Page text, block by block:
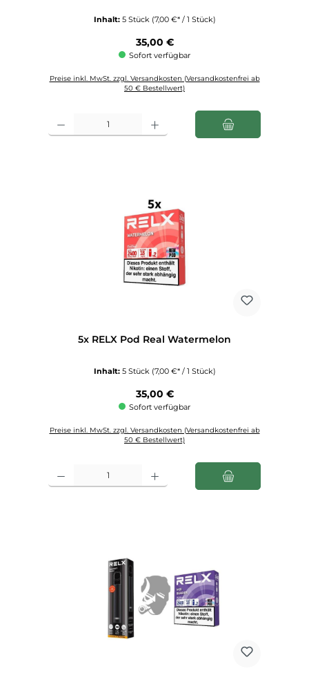
Inhalt: 5 Stück (7,00 €* / 1 Stück)
Regulärer Preis:
35,00 €
Sofort verfügbar
Preise inkl. MwSt. zzgl. Versandkosten (Versandkostenfrei ab
50 € Bestellwert)
Produkt Anzahl: Gib den gewünschten Wert ein oder benutze die
5x RELX Pod Real Watermelon
Inhalt: 5 Stück (7,00 €* / 1 Stück)
Regulärer Preis:
35,00 €
Sofort verfügbar
Preise inkl. MwSt. zzgl. Versandkosten (Versandkostenfrei ab
50 € Bestellwert)
Produkt Anzahl: Gib den gewünschten Wert ein oder benutze die